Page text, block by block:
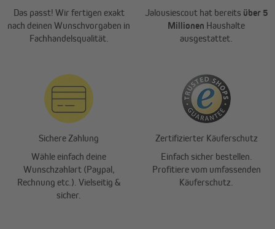
Das passt! Wir fertigen exakt
nach deinen Wunschvorgaben in
Fachhandelsqualität.
Jalousiescout hat bereits über 5
Millionen Haushalte
ausgestattet.
Sichere Zahlung
Wähle einfach deine
Wunschzahlart (Paypal,
Rechnung etc.). Vielseitig &
sicher.
Zertifizierter Käuferschutz
Einfach sicher bestellen.
Profitiere vom umfassenden
Käuferschutz.